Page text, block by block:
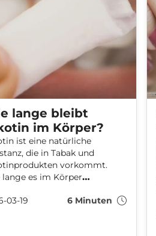
lange bleibt
im Körper?
ist eine natürliche
die in Tabak und
vorkommt.
lange es im Körper
der Art des
03-19 6 Minuten